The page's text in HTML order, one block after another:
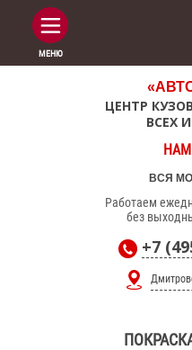
МЕНЮ
ЦЕНТР
ВСЕХ
НАМ
ВСЯ
Работаем
без
+7